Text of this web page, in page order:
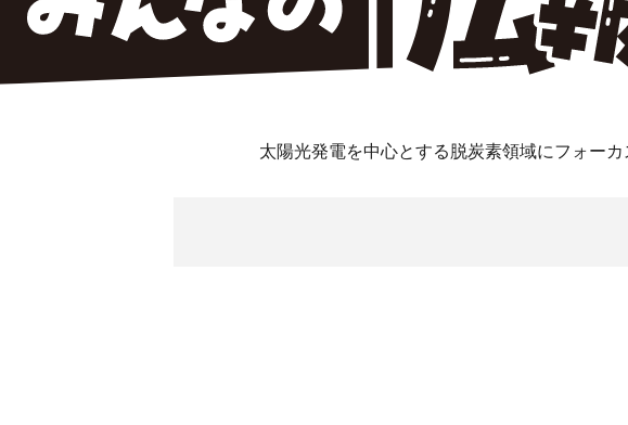
太陽光発電を中心とする脱炭素領域にフォー